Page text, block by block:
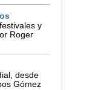
y
Roger
desde
Gómez